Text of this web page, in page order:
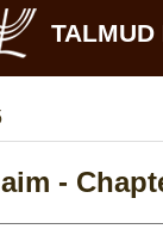
TALMUD
-